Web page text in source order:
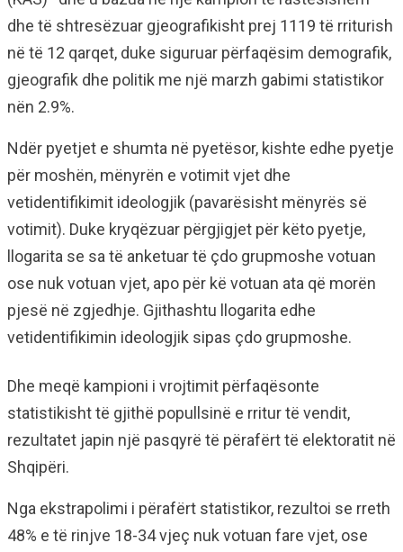
dhe të shtresëzuar gjeografikisht prej 1119 të rriturish
në të 12 qarqet, duke siguruar përfaqësim demografik,
gjeografik dhe politik me një marzh gabimi statistikor
nën 2.9%.
Ndër pyetjet e shumta në pyetësor, kishte edhe pyetje
për moshën, mënyrën e votimit vjet dhe
vetidentifikimit ideologjik (pavarësisht mënyrës së
votimit). Duke kryqëzuar përgjigjet për këto pyetje,
llogarita se sa të anketuar të çdo grupmoshe votuan
ose nuk votuan vjet, apo për kë votuan ata që morën
pjesë në zgjedhje. Gjithashtu llogarita edhe
vetidentifikimin ideologjik sipas çdo grupmoshe.
Dhe meqë kampioni i vrojtimit përfaqësonte
statistikisht të gjithë popullsinë e rritur të vendit,
rezultatet japin një pasqyrë të përafërt të elektoratit në
Shqipëri.
Nga ekstrapolimi i përafërt statistikor, rezultoi se rreth
48% e të rinjve 18-34 vjeç nuk votuan fare vjet, ose